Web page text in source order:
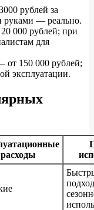
рублей за
руками — реально.
000 рублей; при
для
от 150 000 рублей;
эксплуатации.
расходы